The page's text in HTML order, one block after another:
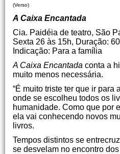
(Verso)
A Caixa Encantada
Cia. Paidéia de teatro, São
Sexta 26 às 15h, Duração:
Indicação: Para a família
A Caixa Encantada conta a
muito menos necessária.
“É muito triste ter que ir para
onde se escolheu todos os
humanidade. Como que por
ela vai conhecendo novos
livros.
Tempos distintos se
se desvelam no encontro